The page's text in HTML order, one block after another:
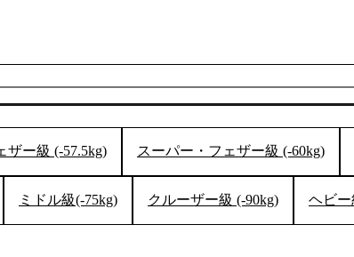
ギャラリー（
ギャラリー（
GYM
ム）
K-
1.CLUB
（
ザー級 (-57.5kg) スーパー・フェザー級 (-60kg)
ミドル級(-75kg) クルーザー級 (-90kg) ヘビー